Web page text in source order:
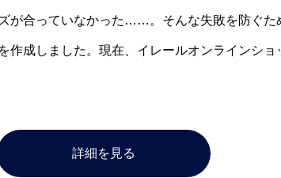
が合っていなかった……。そんな失敗を防ぐ
作成しました。現在、イレールオンラインシ
詳細を見る